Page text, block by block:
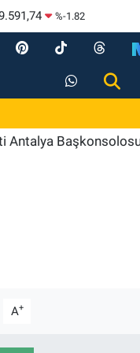
%-1.82
Başkonsolosu
A+